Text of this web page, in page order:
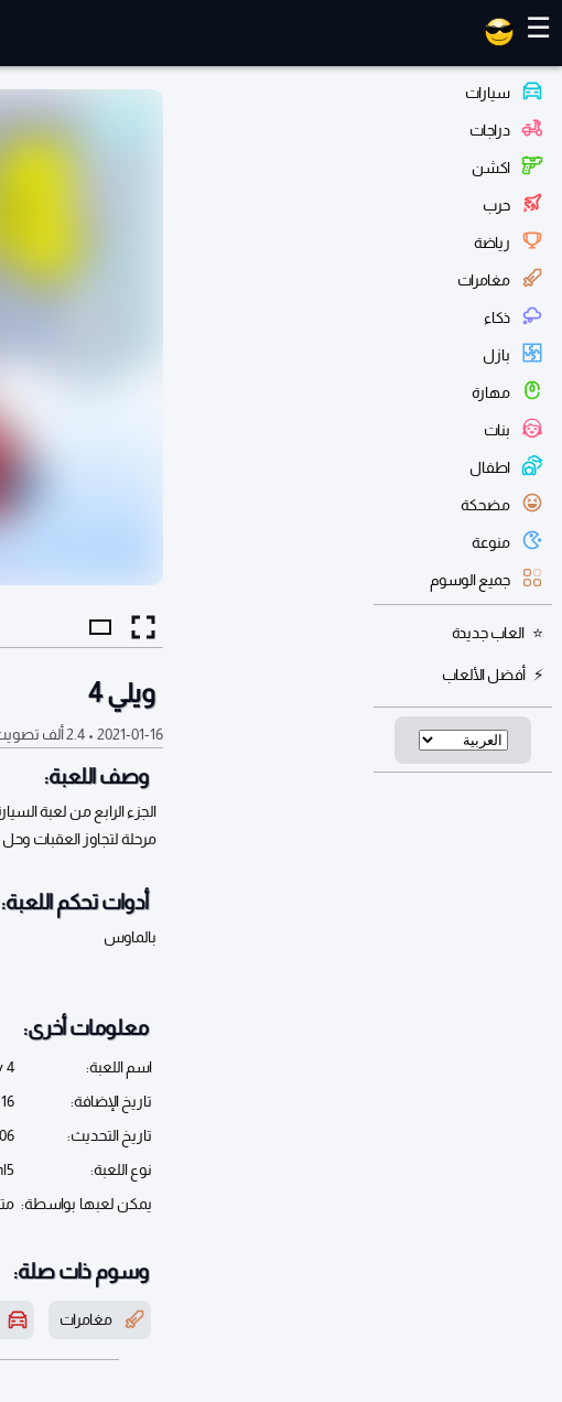
☰
سيارات
دراجات
اكشن
حرب
رياضة
مغامرات
ذكاء
بازل
مهارة
بنات
اطفال
مضحكة
منوعة
جميع الوسوم
العاب جديدة
أفضل الألعاب
ويلي 4
2021-01-16
• 2.4 ألف
وصف اللعبة:
الجزء الرابع من لعبة
مرحلة لتجاوز العقبات وحل
أدوات تحكم اللعبة:
بالماوس
معلومات أخرى:
اسم اللعبة:
4
تاريخ الإضافة:
تاريخ التحديث:
نوع اللعبة:
يمكن لعبها بواسطة:
وسوم ذات صلة:
مغامرات